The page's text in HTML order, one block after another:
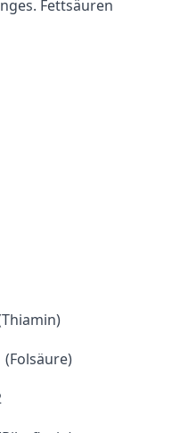
Fettsäuren
(Folsäure)